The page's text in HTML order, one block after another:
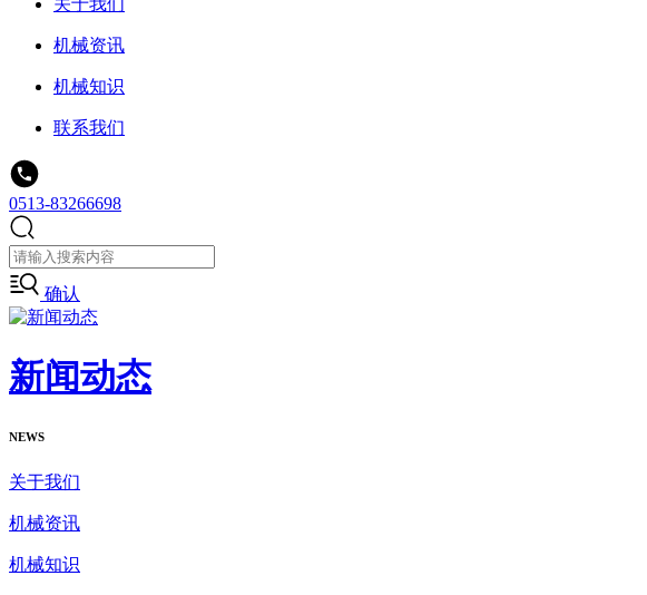
关于我们
机械资讯
机械知识
联系我们
0513-83266698
确认
新闻动态
NEWS
关于我们
机械资讯
机械知识